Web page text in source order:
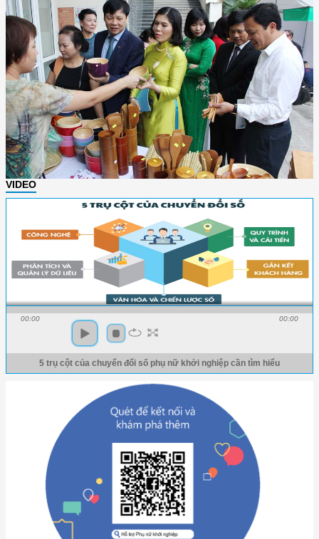
VIDEO
00:00 00:00
5 trụ cột của chuyển đổi số phụ nữ khởi nghiệp cần tìm hiểu